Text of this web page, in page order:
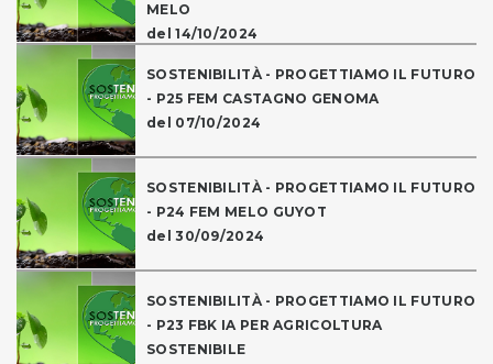
MELO
del 14/10/2024
SOSTENIBILITÀ - PROGETTIAMO IL FUTURO
- P25 FEM CASTAGNO GENOMA
del 07/10/2024
SOSTENIBILITÀ - PROGETTIAMO IL FUTURO
- P24 FEM MELO GUYOT
del 30/09/2024
SOSTENIBILITÀ - PROGETTIAMO IL FUTURO
- P23 FBK IA PER AGRICOLTURA
SOSTENIBILE